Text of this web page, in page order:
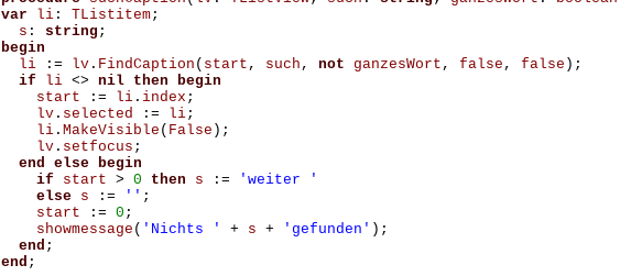
var
li: TListitem;
s : string ;
begin
li
:= lv. FindCaption ( start , such , not ganzesWort , false , false );
if
li <> nil then begin
start
:= li. index ;
lv. selected := li;
li. MakeVisible ( False );
lv. setfocus ;
end else begin
if
start > 0 then s :=
'weiter '
else
s := '' ;
start
:= 0 ;
showmessage ( 'Nichts ' + s + 'gefunden' );
end ;
end ;